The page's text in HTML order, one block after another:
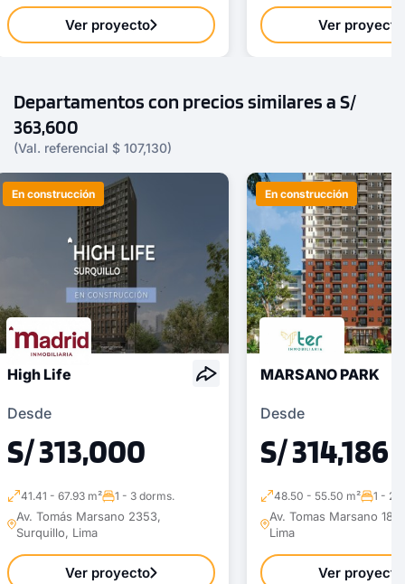
Ver proyecto Ver proyecto
Departamentos con precios similares a S/
363,600
(Val. referencial $ 107,130)
En construcción
High Life
Desde
S/ 313,000
41.41 - 67.93 m² 1 - 3 dorms.
Av. Tomás Marsano 2353,
Surquillo, Lima
Ver proyecto
En construcción
MARSANO PARK
Desde
S/ 314,186
48.50 - 55.50 m² 1 - 2
Av. Tomas Marsano
Lima
Ver proyecto